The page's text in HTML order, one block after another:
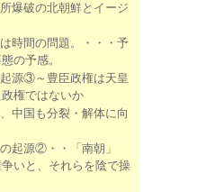
爆破の北朝鮮とイージ
時間の問題。・・・予
の予感。
源③～豊臣政権は天皇
権ではないか
中国も分裂・解体に向
起源②・・「南朝」
争いと、それらを陰で操